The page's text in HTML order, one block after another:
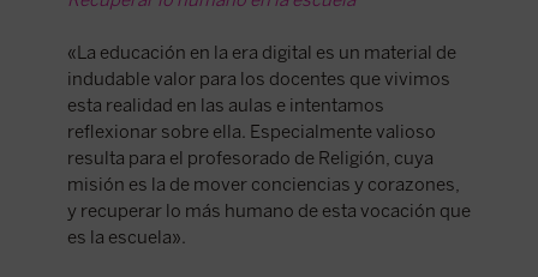
«La educación en la era digital es un material de
indudable valor para los docentes que vivimos
esta realidad en las aulas e intentamos
reflexionar sobre ella. Especialmente valioso
resulta para el profesorado de Religión, cuya
misión es la de mover conciencias y corazones,
y recuperar lo más humano de esta vocación que
es la escuela».